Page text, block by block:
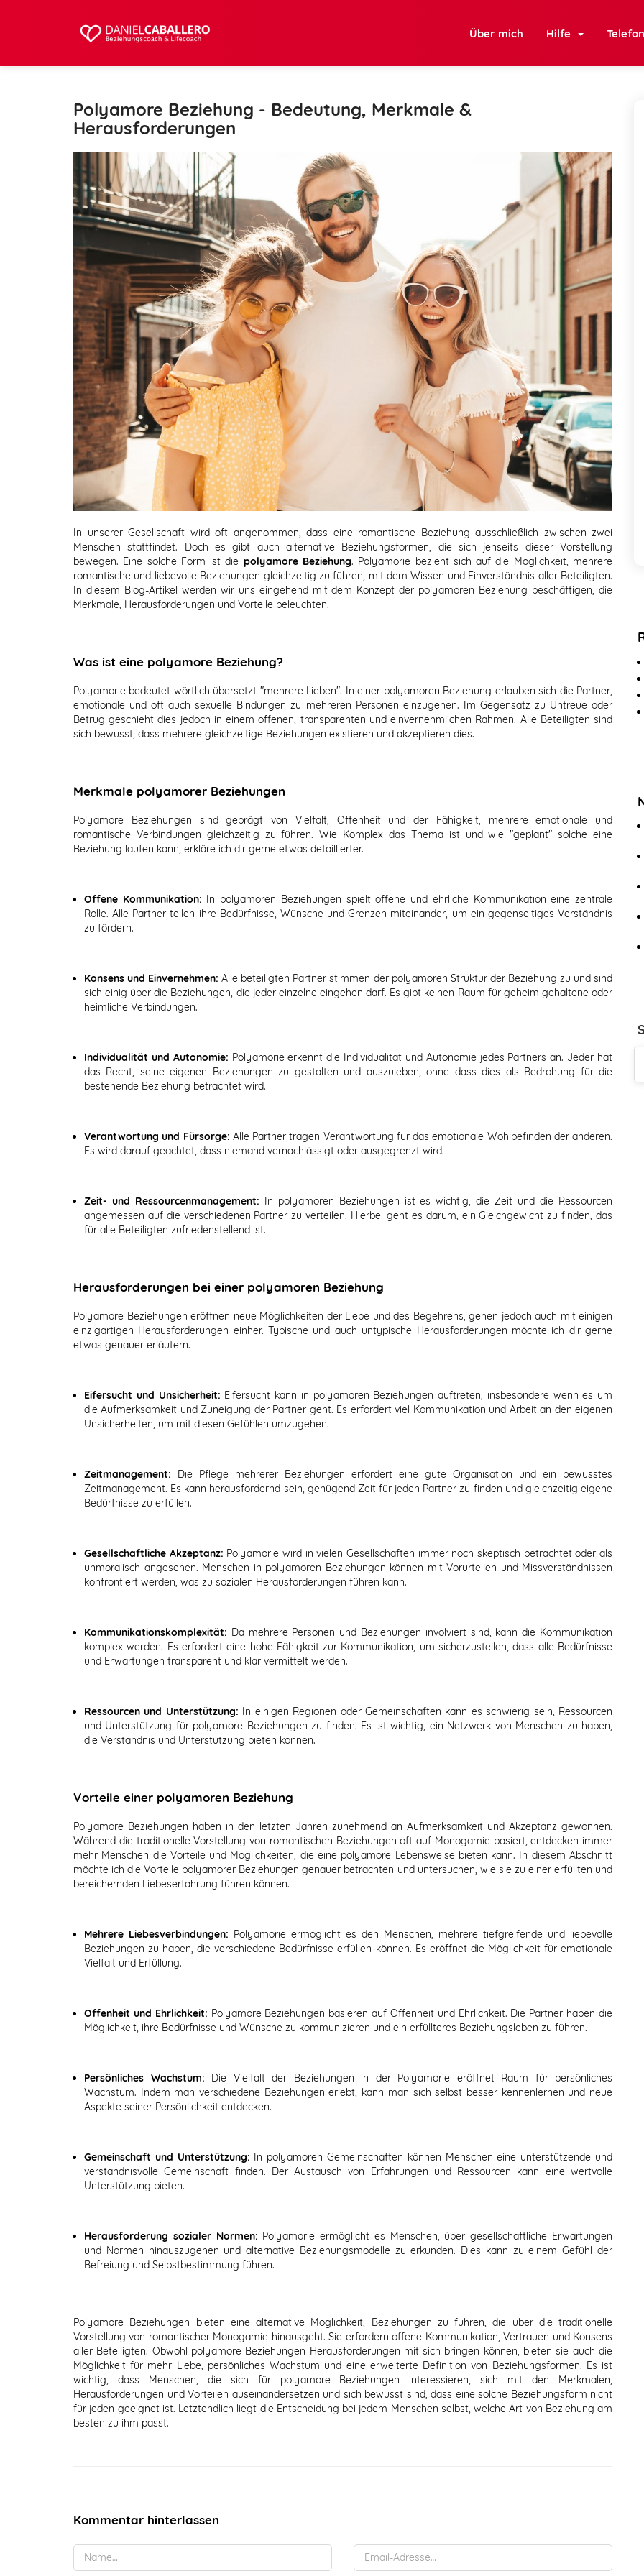
Über mich Hilfe
Polyamore Beziehung - Bedeutung, Merkmale &
Herausforderungen
In unserer Gesellschaft wird oft angenommen, dass eine romantische Beziehung ausschließlich zwischen zwei
Menschen stattfindet. Doch es gibt auch alternative Beziehungsformen, die sich jenseits dieser Vorstellung
bewegen. Eine solche Form ist die polyamore Beziehung. Polyamorie bezieht sich auf die Möglichkeit, mehrere
romantische und liebevolle Beziehungen gleichzeitig zu führen, mit dem Wissen und Einverständnis aller Beteiligten.
In diesem Blog-Artikel werden wir uns eingehend mit dem Konzept der polyamoren Beziehung beschäftigen, die
Merkmale, Herausforderungen und Vorteile beleuchten.
Was ist eine polyamore Beziehung?
Polyamorie bedeutet wörtlich übersetzt "mehrere Lieben". In einer polyamoren Beziehung erlauben sich die Partner,
emotionale und oft auch sexuelle Bindungen zu mehreren Personen einzugehen. Im Gegensatz zu Untreue oder
Betrug geschieht dies jedoch in einem offenen, transparenten und einvernehmlichen Rahmen. Alle Beteiligten sind
sich bewusst, dass mehrere gleichzeitige Beziehungen existieren und akzeptieren dies.
Merkmale polyamorer Beziehungen
Polyamore Beziehungen sind geprägt von Vielfalt, Offenheit und der Fähigkeit, mehrere emotionale und
romantische Verbindungen gleichzeitig zu führen. Wie Komplex das Thema ist und wie "geplant" solche eine
Beziehung laufen kann, erkläre ich dir gerne etwas detaillierter.
Offene Kommunikation: In polyamoren Beziehungen spielt offene und ehrliche Kommunikation eine zentrale
Rolle. Alle Partner teilen ihre Bedürfnisse, Wünsche und Grenzen miteinander, um ein gegenseitiges Verständnis
zu fördern.
Konsens und Einvernehmen:Alle beteiligten Partner stimmen der polyamoren Struktur der Beziehung zu und sind
sich einig über die Beziehungen, die jeder einzelne eingehen darf. Es gibt keinen Raum für geheim gehaltene oder
heimliche Verbindungen.
Individualität und Autonomie: Polyamorie erkennt die Individualität und Autonomie jedes Partners an. Jeder hat
das Recht, seine eigenen Beziehungen zu gestalten und auszuleben, ohne dass dies als Bedrohung für die
bestehende Beziehung betrachtet wird.
Verantwortung und Fürsorge: Alle Partner tragen Verantwortung für das emotionale Wohlbefinden der anderen.
Es wird darauf geachtet, dass niemand vernachlässigt oder ausgegrenzt wird.
Zeit- und Ressourcenmanagement: In polyamoren Beziehungen ist es wichtig, die Zeit und die Ressourcen
angemessen auf die verschiedenen Partner zu verteilen. Hierbei geht es darum, ein Gleichgewicht zu finden, das
für alle Beteiligten zufriedenstellend ist.
Herausforderungen bei einer polyamoren Beziehung
Polyamore Beziehungen eröffnen neue Möglichkeiten der Liebe und des Begehrens, gehen jedoch auch mit einigen
einzigartigen Herausforderungen einher. Typische und auch untypische Herausforderungen möchte ich dir gerne
etwas genauer erläutern.
Eifersucht und Unsicherheit: Eifersucht kann in polyamoren Beziehungen auftreten, insbesondere wenn es um
die Aufmerksamkeit und Zuneigung der Partner geht. Es erfordert viel Kommunikation und Arbeit an den eigenen
Unsicherheiten, um mit diesen Gefühlen umzugehen.
Zeitmanagement: Die Pflege mehrerer Beziehungen erfordert eine gute Organisation und ein bewusstes
Zeitmanagement. Es kann herausfordernd sein, genügend Zeit für jeden Partner zu finden und gleichzeitig eigene
Bedürfnisse zu erfüllen.
Gesellschaftliche Akzeptanz: Polyamorie wird in vielen Gesellschaften immer noch skeptisch betrachtet oder als
unmoralisch angesehen. Menschen in polyamoren Beziehungen können mit Vorurteilen und Missverständnissen
konfrontiert werden, was zu sozialen Herausforderungen führen kann.
Kommunikationskomplexität: Da mehrere Personen und Beziehungen involviert sind, kann die Kommunikation
komplex werden. Es erfordert eine hohe Fähigkeit zur Kommunikation, um sicherzustellen, dass alle Bedürfnisse
und Erwartungen transparent und klar vermittelt werden.
Ressourcen und Unterstützung: In einigen Regionen oder Gemeinschaften kann es schwierig sein, Ressourcen
und Unterstützung für polyamore Beziehungen zu finden. Es ist wichtig, ein Netzwerk von Menschen zu haben,
die Verständnis und Unterstützung bieten können.
Vorteile einer polyamoren Beziehung
Polyamore Beziehungen haben in den letzten Jahren zunehmend an Aufmerksamkeit und Akzeptanz gewonnen.
Während die traditionelle Vorstellung von romantischen Beziehungen oft auf Monogamie basiert, entdecken immer
mehr Menschen die Vorteile und Möglichkeiten, die eine polyamore Lebensweise bieten kann. In diesem Abschnitt
möchte ich die Vorteile polyamorer Beziehungen genauer betrachten und untersuchen, wie sie zu einer erfüllten und
bereichernden Liebeserfahrung führen können.
Mehrere Liebesverbindungen: Polyamorie ermöglicht es den Menschen, mehrere tiefgreifende und liebevolle
Beziehungen zu haben, die verschiedene Bedürfnisse erfüllen können. Es eröffnet die Möglichkeit für emotionale
Vielfalt und Erfüllung.
Offenheit und Ehrlichkeit: Polyamore Beziehungen basieren auf Offenheit und Ehrlichkeit. Die Partner haben die
Möglichkeit, ihre Bedürfnisse und Wünsche zu kommunizieren und ein erfüllteres Beziehungsleben zu führen.
Persönliches Wachstum: Die Vielfalt der Beziehungen in der Polyamorie eröffnet Raum für persönliches
Wachstum. Indem man verschiedene Beziehungen erlebt, kann man sich selbst besser kennenlernen und neue
Aspekte seiner Persönlichkeit entdecken.
Gemeinschaft und Unterstützung: In polyamoren Gemeinschaften können Menschen eine unterstützende und
verständnisvolle Gemeinschaft finden. Der Austausch von Erfahrungen und Ressourcen kann eine wertvolle
Unterstützung bieten.
Herausforderung sozialer Normen: Polyamorie ermöglicht es Menschen, über gesellschaftliche Erwartungen
und Normen hinauszugehen und alternative Beziehungsmodelle zu erkunden. Dies kann zu einem Gefühl der
Befreiung und Selbstbestimmung führen.
Polyamore Beziehungen bieten eine alternative Möglichkeit, Beziehungen zu führen, die über die traditionelle
Vorstellung von romantischer Monogamie hinausgeht. Sie erfordern offene Kommunikation, Vertrauen und Konsens
aller Beteiligten. Obwohl polyamore Beziehungen Herausforderungen mit sich bringen können, bieten sie auch die
Möglichkeit für mehr Liebe, persönliches Wachstum und eine erweiterte Definition von Beziehungsformen. Es ist
wichtig, dass Menschen, die sich für polyamore Beziehungen interessieren, sich mit den Merkmalen,
Herausforderungen und Vorteilen auseinandersetzen und sich bewusst sind, dass eine solche Beziehungsform nicht
für jeden geeignet ist. Letztendlich liegt die Entscheidung bei jedem Menschen selbst, welche Art von Beziehung am
besten zu ihm passt.
Kommentar hinterlassen